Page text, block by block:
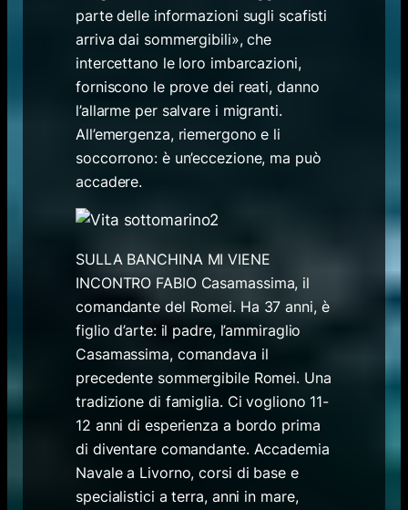
parte delle informazioni sugli scafisti
arriva dai sommergibili», che
intercettano le loro imbarcazioni,
forniscono le prove dei reati, danno
l’allarme per salvare i migranti.
All’emergenza, riemergono e li
soccorrono: è un’eccezione, ma può
accadere.
SULLA BANCHINA MI VIENE
INCONTRO FABIO Casamassima, il
comandante del Romei. Ha 37 anni, è
figlio d’arte: il padre, l’ammiraglio
Casamassima, comandava il
precedente sommergibile Romei. Una
tradizione di famiglia. Ci vogliono 11-
12 anni di esperienza a bordo prima
di diventare comandante. Accademia
Navale a Livorno, corsi di base e
specialistici a terra, anni in mare,